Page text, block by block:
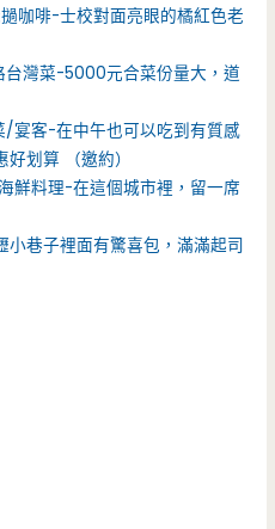
咖啡-士校對面亮眼的橘紅色老
灣菜-5000元合菜份量大，道
宴客-在中午也可以吃到有質感
划算 （邀約）
鮮料理-在這個城市裡，留一席
巷子裡面有驚喜包，滿滿起司